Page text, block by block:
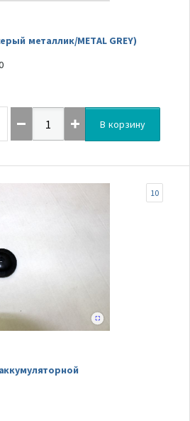
металлик/METAL GREY)
В корзину
10